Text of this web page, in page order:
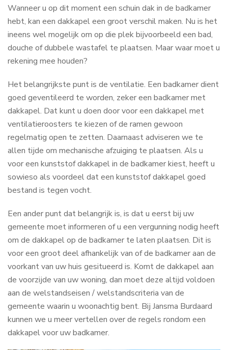
Wanneer u op dit moment een schuin dak in de badkamer
hebt, kan een dakkapel een groot verschil maken. Nu is het
ineens wel mogelijk om op die plek bijvoorbeeld een bad,
douche of dubbele wastafel te plaatsen. Maar waar moet u
rekening mee houden?
Het belangrijkste punt is de ventilatie. Een badkamer dient
goed geventileerd te worden, zeker een badkamer met
dakkapel. Dat kunt u doen door voor een dakkapel met
ventilatieroosters te kiezen of de ramen gewoon
regelmatig open te zetten. Daarnaast adviseren we te
allen tijde om mechanische afzuiging te plaatsen. Als u
voor een kunststof dakkapel in de badkamer kiest, heeft u
sowieso als voordeel dat een kunststof dakkapel goed
bestand is tegen vocht.
Een ander punt dat belangrijk is, is dat u eerst bij uw
gemeente moet informeren of u een vergunning nodig heeft
om de dakkapel op de badkamer te laten plaatsen. Dit is
voor een groot deel afhankelijk van of de badkamer aan de
voorkant van uw huis gesitueerd is. Komt de dakkapel aan
de voorzijde van uw woning, dan moet deze altijd voldoen
aan de welstandseisen / welstandscriteria van de
gemeente waarin u woonachtig bent. Bij Jansma Burdaard
kunnen we u meer vertellen over de regels rondom een
dakkapel voor uw badkamer.